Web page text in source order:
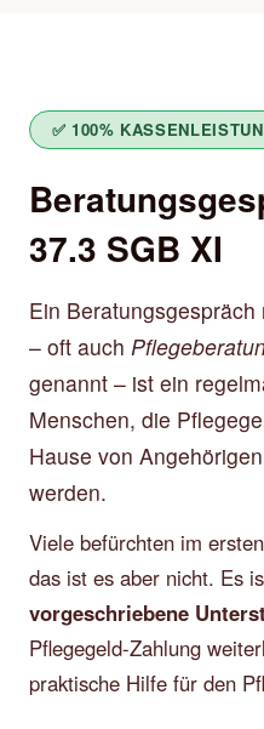
✅ 100%
37.3 SGB XI
Ein
– oft auch
genannt – ist ein
Menschen, die
Hause von
werden.
Viele befürchten im
das ist es aber nicht. Es
vorgeschriebene
Pflegegeld-Zahlung
praktische Hilfe für den